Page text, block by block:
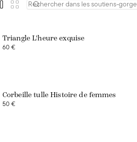
Triangle L'heure exquise
60 €
Corbeille tulle Histoire de femmes
50 €